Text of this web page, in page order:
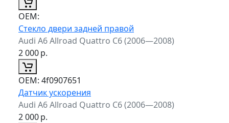
ОЕМ:
Стекло двери задней правой
Audi A6 Allroad Quattro C6 (2006—2008)
2 000р.
ОЕМ: 4f0907651
Датчик ускорения
Audi A6 Allroad Quattro C6 (2006—2008)
2 000р.